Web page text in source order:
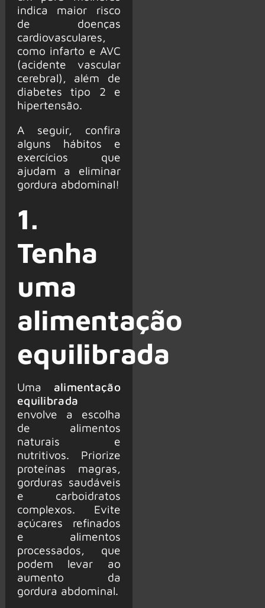
indica maior risco
de doenças
cardiovasculares,
como infarto e AVC
(acidente vascular
cerebral), além de
diabetes tipo 2 e
hipertensão.
A seguir, confira
alguns hábitos e
exercícios que
ajudam a eliminar
gordura abdominal!
1.
Tenha
uma
alimentação
equilibrada
Uma alimentação
equilibrada
envolve a escolha
de alimentos
naturais e
nutritivos. Priorize
proteínas magras,
gorduras saudáveis
e carboidratos
complexos. Evite
açúcares refinados
e alimentos
processados, que
podem levar ao
aumento da
gordura abdominal.